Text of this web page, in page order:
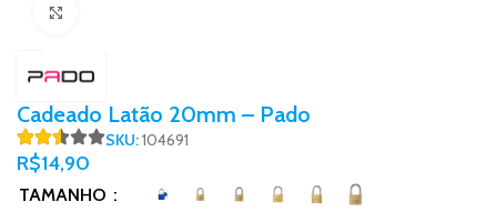
Cadeado Latão 20mm – Pado
SKU:104691
R$14,90
TAMANHO